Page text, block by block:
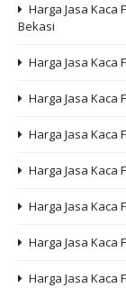
Harga Jasa Kaca
Bekasi
Harga Jasa Kaca
Harga Jasa Kaca
Harga Jasa Kaca
Harga Jasa Kaca
Harga Jasa Kaca
Harga Jasa Kaca
Harga Jasa Kaca